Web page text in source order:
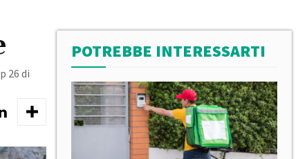
26 di
POTREBBE INTERESSARTI